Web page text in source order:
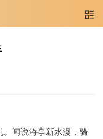

。闻说洊亭新水漫，骑